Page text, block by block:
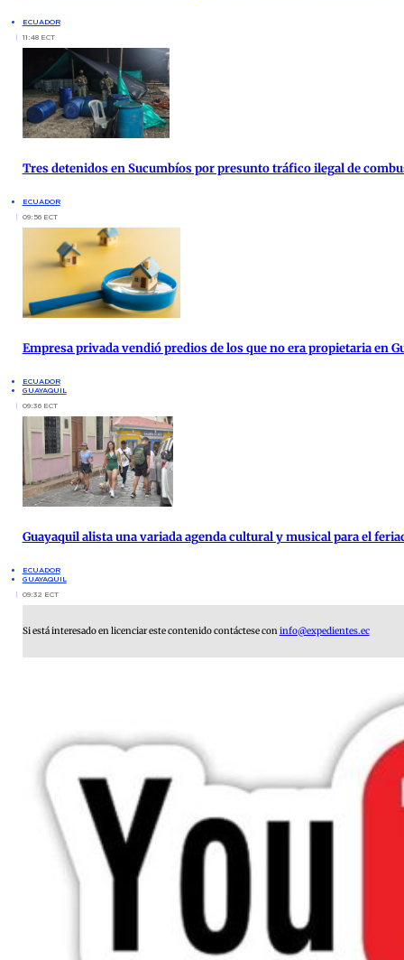
ECUADOR
11:48 ECT
Tres detenidos en Sucumbíos por presunto tráfico ilegal de
ECUADOR
09:56 ECT
Empresa privada vendió predios de los que no era propietaria en
ECUADOR
GUAYAQUIL
09:36 ECT
Guayaquil alista una variada agenda cultural y musical para el
ECUADOR
GUAYAQUIL
09:32 ECT
Si está interesado en licenciar este contenido contáctese coninfo@expedientes.ec